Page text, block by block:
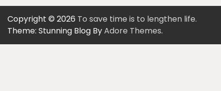
Copyright © 2026 To save time is to lengthen life.
Theme: Stunning Blog ByAdore Themes.